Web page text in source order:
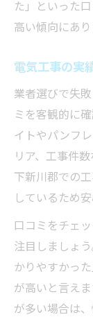
た」といった
高い傾向にあり
電気工事の実
業者選びで失
ミを客観的に
イトやパンフ
リア、工事件
下新川郡での
しているため安
口コミをチェ
注目しましょ
かりやすかっ
が高いと言え
が多い場合は